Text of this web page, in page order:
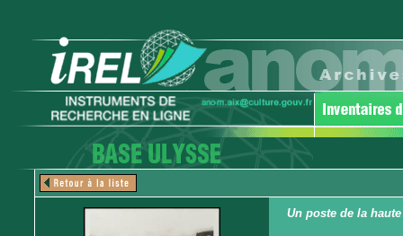
Un poste de la